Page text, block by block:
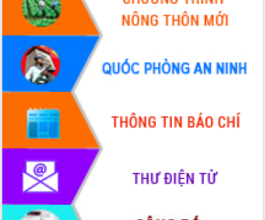
Phát động chiến dịch 30 ngày đêm
giải phóng mặt bằng Tuyến đường bộ
ven biển
Đắk Lắk nỗ lực thúc đẩy tăng trưởng
kinh tế từ 10% trở lên trong Quý
II/2026
Đắk Lắk ký kết thỏa thuận hợp tác về
chuyển đổi số giai đoạn 2026 – 2030
với Tập đoàn Bưu chính Viễn thông
Việt Nam
Thứ trưởng Bộ Y tế làm việc với tỉnh
Đắk Lắk về phát triển nhân lực y tế
cho trạm y tế cấp xã
Du lịch Đắk Lắk nâng tầm trải nghiệm
du khách thông qua Hệ thống cơ sở dữ
Tập huấn ứng dụng trí tuệ nhân tạo (AI)